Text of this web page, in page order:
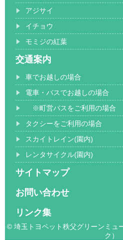
アジサイ
イチョウ
モミジの紅葉
交通案内
車でお越しの場合
電車・バスでお越しの場合
※町営バスをご利用の場合
タクシーをご利用の場合
スカイトレイン(園内)
レンタサイクル(園内)
サイトマップ
お問い合わせ
リンク集
© 埼玉トヨペット秩父グリーンミュ
ク）